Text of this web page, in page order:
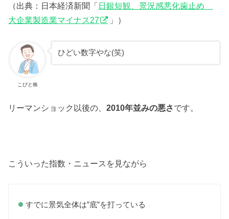
（出典：日本経済新聞「日銀短観、景況感悪化歯止め
大企業製造業マイナス27
」）
こびと株
ひどい数字やな(笑)
リーマンショック以後の、2010年並みの悪さです。
こういった指数・ニュースを見ながら
すでに景気全体は”底”を打っている